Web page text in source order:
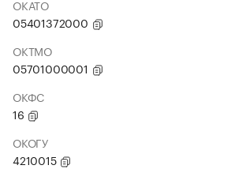
ОКАТО
05401372000
ОКТМО
05701000001
ОКФС
16
ОКОГУ
4210015